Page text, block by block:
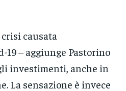
causata
19 – aggiunge Pastorino
investimenti, anche in
La sensazione è invece